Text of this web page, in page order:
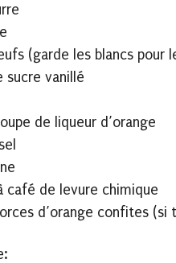
(garde les blancs pour
sucre vanillé
de liqueur d’orange
café de levure chimique
d’orange confites